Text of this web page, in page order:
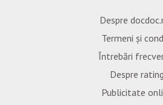
Despre
Termeni și
Întrebări
Despre rating
Publicitate